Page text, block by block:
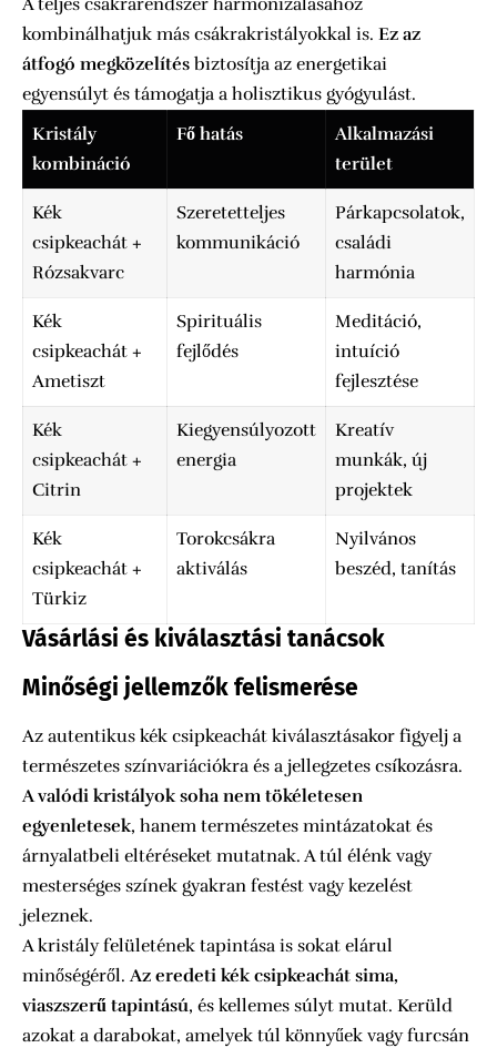
kombinálhatjuk más csákrakristályokkal is. Ez az
átfogó megközelítés biztosítja az energetikai
egyensúlyt és támogatja a holisztikus gyógyulást.
Kristály
kombináció
Fő hatás
Alkalmazási
terület
Kék
csipkeachát +
Rózsakvarc
Szeretetteljes
kommunikáció
Párkapcsolatok,
családi
harmónia
Kék
csipkeachát +
Ametiszt
Spirituális
fejlődés
Meditáció,
intuíció
fejlesztése
Kék
csipkeachát +
Citrin
Kiegyensúlyozott
energia
Kreatív
munkák, új
projektek
Kék
csipkeachát +
Türkiz
Torokcsákra
aktiválás
Nyilvános
beszéd, tanítás
Vásárlási és kiválasztási tanácsok
Minőségi jellemzők felismerése
Az autentikus kék csipkeachát kiválasztásakor figyelj a
természetes színvariációkra és a jellegzetes csíkozásra.
A valódi kristályok soha nem tökéletesen
egyenletesek, hanem természetes mintázatokat és
árnyalatbeli eltéréseket mutatnak. A túl élénk vagy
mesterséges színek gyakran festést vagy kezelést
jeleznek.
A kristály felületének tapintása is sokat elárul
minőségéről. Az eredeti kék csipkeachát sima,
viaszszerű tapintású, és kellemes súlyt mutat. Kerüld
azokat a darabokat, amelyek túl könnyűek vagy furcsán